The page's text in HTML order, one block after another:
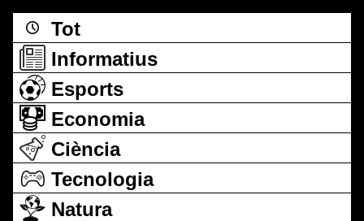
Tot
Informatius
Esports
Economia
Ciència
Tecnologia
Natura